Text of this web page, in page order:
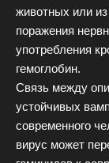
животных или
поражения
употребления
гемоглобин.
Связь между
устойчивых
современного
вирус может